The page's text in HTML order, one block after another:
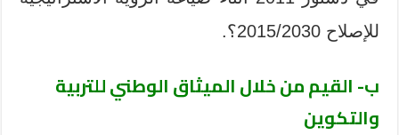
للإصلاح 2015/2030؟.
ب- القيم من خلال الميثاق الوطني للتربية
والتكوين